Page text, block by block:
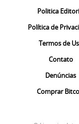
Politica
Política de
Termos de
Contato
Denúncias
Comprar